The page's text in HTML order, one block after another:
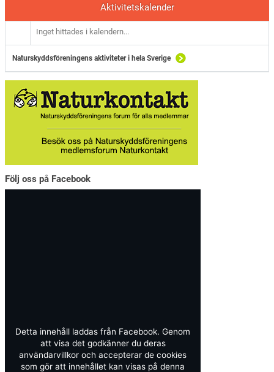
Aktivitetskalender
Inget hittades i kalendern...
Naturskyddsföreningens aktiviteter i hela Sverige
Följ oss på Facebook
Detta innehåll laddas från Facebook. Genom
att visa det godkänner du deras
användarvillkor och accepterar de cookies
som gör att innehållet kan visas på denna